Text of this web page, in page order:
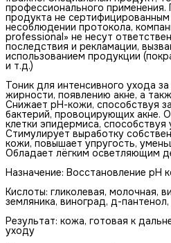
профессионального применения.
продукта не
несоблюдении протокола,
professional» не несут
последствия и рекламации,
использованием продукции
и т.д.)
Тоник для интенсивного ухода
жирности, появлению акне, а
Снижает рН-кожи, способствуя
бактерий, провоцирующих акне.
клетки эпидермиса, способствуя
Стимулирует выработку
кожи, повышает упругость,
Обладает лёгким осветляющим
Назначение: Восстановление рН
Кислоты: гликолевая, молочная,
земляника, виноград, д-пантенол,
Результат: кожа, готовая к
уходу